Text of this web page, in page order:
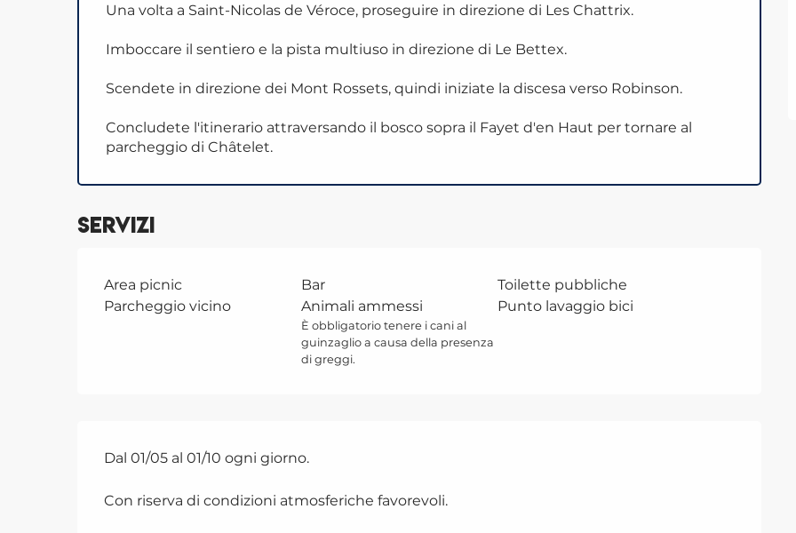
Una volta a Saint-Nicolas de Véroce, proseguire in direzione di Les Chattrix.
Imboccare il sentiero e la pista multiuso in direzione di Le Bettex.
Scendete in direzione dei Mont Rossets, quindi iniziate la discesa verso Robinson.
Concludete l'itinerario attraversando il bosco sopra il Fayet d'en Haut per tornare al
parcheggio di Châtelet.
Servizi
Area picnic Bar
Toilette pubbliche
Parcheggio vicino
Animali ammessi
È obbligatorio tenere i cani al
guinzaglio a causa della presenza
di greggi.
Punto lavaggio bici
Dal 01/05 al 01/10 ogni giorno.
Con riserva di condizioni atmosferiche favorevoli.